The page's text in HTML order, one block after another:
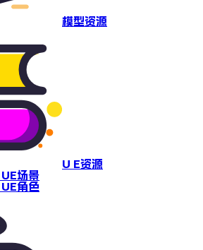
模型资源
U E资源
UE场景
UE角色